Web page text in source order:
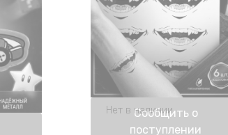
Нет в наличии
Сообщить о
поступлении